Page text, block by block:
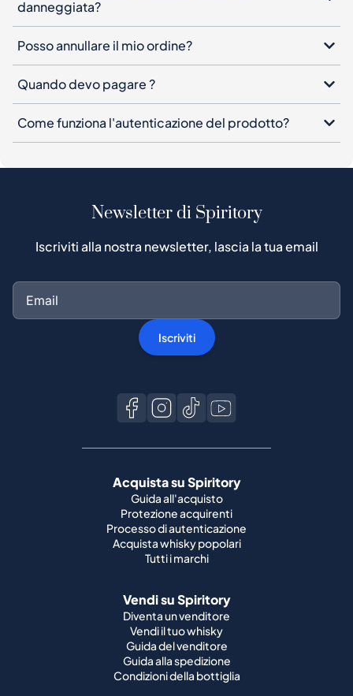
danneggiata?
Posso annullare il mio ordine?
Quando devo pagare ?
Come funziona l'autenticazione del prodotto?
Newsletter di Spiritory
Iscriviti alla nostra newsletter, lascia la tua email
Iscriviti
Acquista su Spiritory
Guida all'acquisto
Protezione acquirenti
Processo di autenticazione
Acquista whisky popolari
Tutti i marchi
Vendi su Spiritory
Diventa un venditore
Vendi il tuo whisky
Guida del venditore
Guida alla spedizione
Condizioni della bottiglia